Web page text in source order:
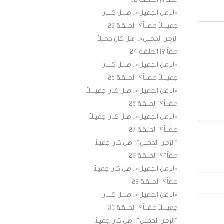
«الزمن الجميل».. هـــل كـــان
جميـــلاً حقــاً؟! الحلقة 23
الزمن الجميل».. هل كان جميلاً
حقاً ؟! الحلقة 24
«الزمن الجميل».. هـــل كـــان
جميـــلاً حقــاً؟! الحلقة 25
«الزمن الجميل».. هـل كـان جميـــلاً
حقــاً؟! الحلقة 26
«الزمن الجميل».. هـل كـان جميـلاً
حقــاً؟! الحلقة 27
"الزمن الجميل".. هل كان جميلاً
حقاً"؟! الحلقة 28
«الزمن الجميل».. هل كان جميلاً
حقاً؟! الحلقة 29
«الزمن الجميل».. هـــل كـــان
جميـــلاً حقــاً؟! الحلقة 30
"الزمن الجميل".. هل كان جميلاً